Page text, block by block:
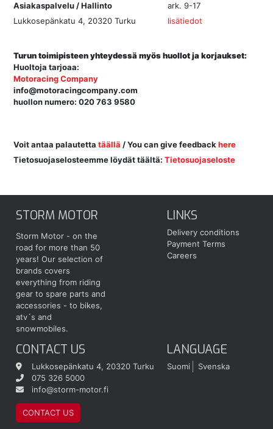
Asiakaspalvelu / Hallinto
ark. 9-17
Lukkosepänkatu 4, 20320 Turku
lisätiedot
Turun toimipisteen yhteydessä myös huollot ja korjaukset:
Huoltoja tarjoaa:
Motoracing Company
info@motoracingcompany.com
huollon numero: 020 763 9580
Voit antaa palautetta täällä / You can give feedback here
Tietosuojaselosteemme löydät täältä: Tietosuojaseloste
STORM MOTOR
Storm Motor - on the
road for more than 50
years! Our selection of
brands covers
everything from riding
gear to spare parts and
accessories - to bikes,
atv´s and
snowmobiles.
LINKS
Delivery conditions
Payment Terms
Careers
CONTACT US
Lukkosepänkatu 4, 20320 Turku
075 326 5000
info@storm-motor.fi
CONTACT US
LANGUAGE
Suomi Svenska